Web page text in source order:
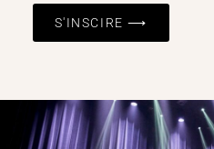
S'INSCIRE ⟶